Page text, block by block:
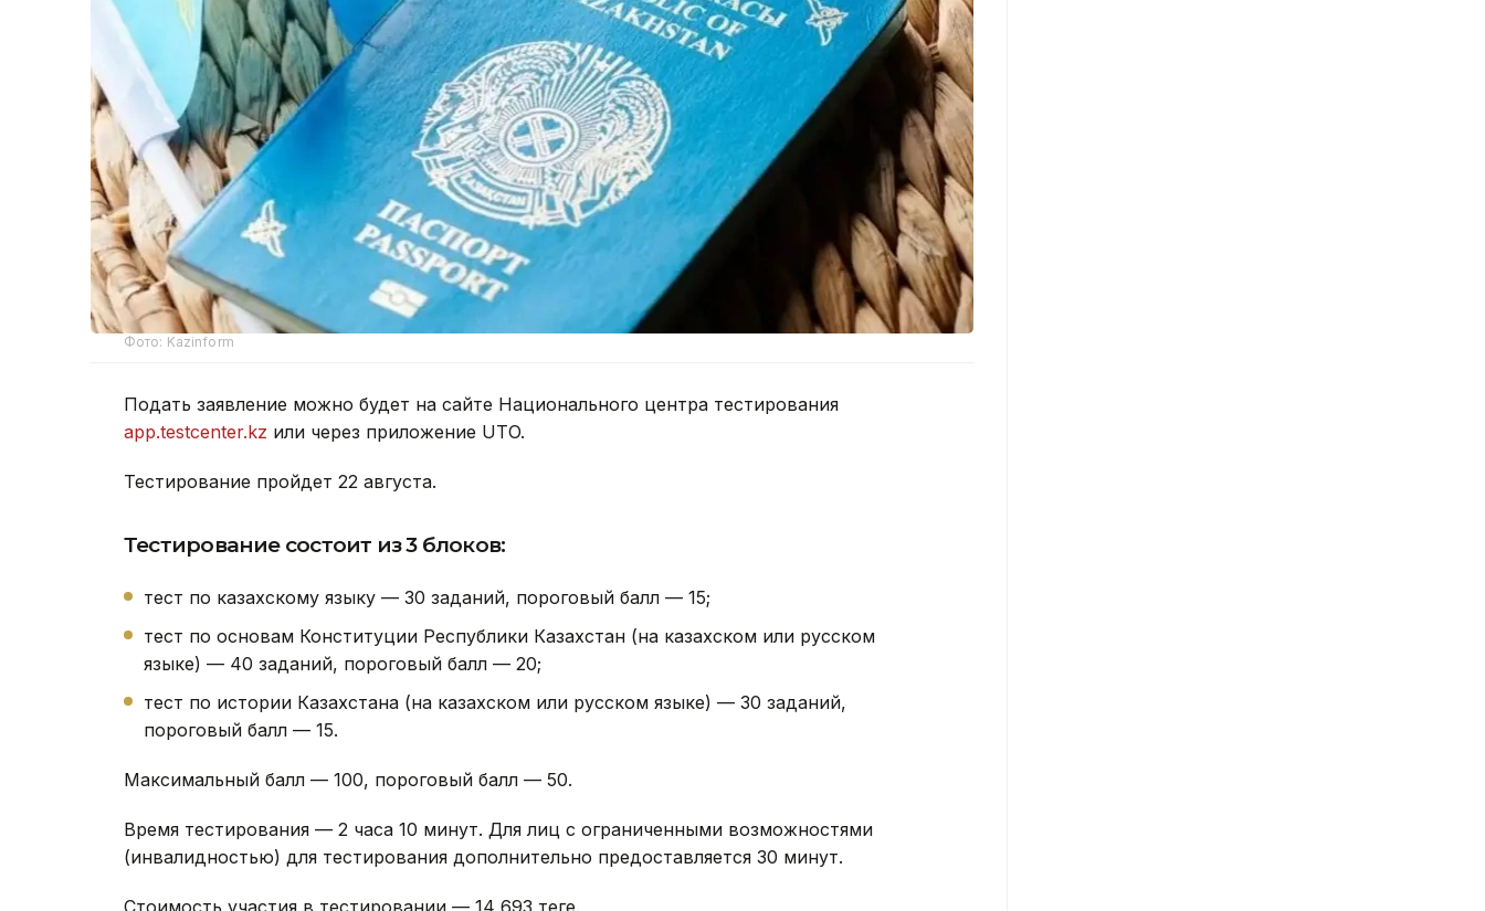
Фото: Kazinform
Подать заявление можно будет на сайте Национального центра тестирования
app.testcenter.kz или через приложение UTO.
Тестирование пройдет 22 августа.
Тестирование состоит из 3 блоков:
тест по казахскому языку — 30 заданий, пороговый балл — 15;
тест по основам Конституции Республики Казахстан (на казахском или русском
языке) — 40 заданий, пороговый балл — 20;
тест по истории Казахстана (на казахском или русском языке) — 30 заданий,
пороговый балл — 15.
Максимальный балл — 100, пороговый балл — 50.
Время тестирования — 2 часа 10 минут. Для лиц с ограниченными возможностями
(инвалидностью) для тестирования дополнительно предоставляется 30 минут.